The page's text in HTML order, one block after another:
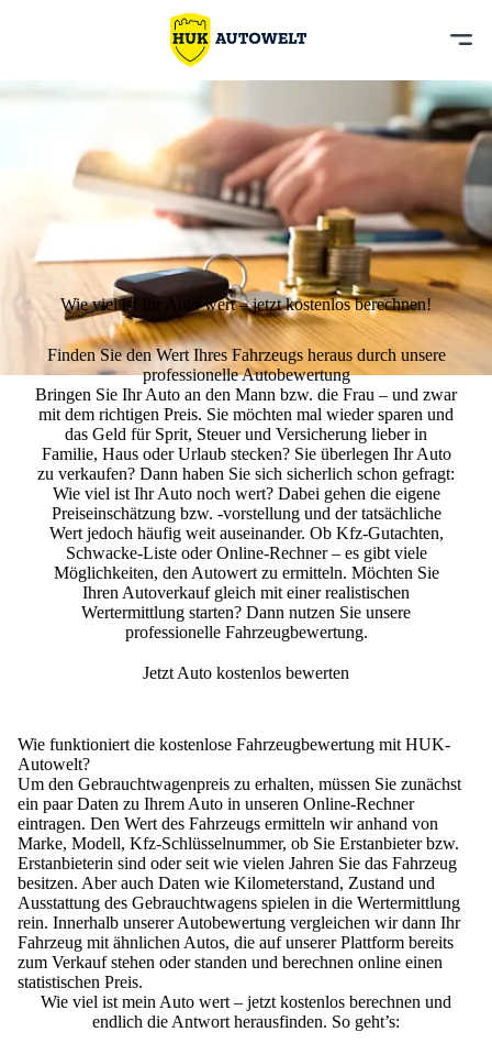
Wie viel ist Ihr Auto wert – jetzt kostenlos berechnen!
Finden Sie den Wert Ihres Fahrzeugs heraus durch unsere
professionelle Autobewertung
Bringen Sie Ihr Auto an den Mann bzw. die Frau – und zwar
mit dem richtigen Preis. Sie möchten mal wieder sparen und
das Geld für Sprit, Steuer und Versicherung lieber in
Familie, Haus oder Urlaub stecken? Sie überlegen Ihr Auto
zu verkaufen? Dann haben Sie sich sicherlich schon gefragt:
Wie viel ist Ihr Auto noch wert? Dabei gehen die eigene
Preiseinschätzung bzw. -vorstellung und der tatsächliche
Wert jedoch häufig weit auseinander. Ob Kfz-Gutachten,
Schwacke-Liste oder Online-Rechner – es gibt viele
Möglichkeiten, den Autowert zu ermitteln. Möchten Sie
Ihren Autoverkauf gleich mit einer realistischen
Wertermittlung starten? Dann nutzen Sie unsere
professionelle Fahrzeugbewertung.
Jetzt Auto kostenlos bewerten
Wie funktioniert die kostenlose Fahrzeugbewertung mit HUK-
Autowelt?
Um den Gebrauchtwagenpreis zu erhalten, müssen Sie zunächst
ein paar Daten zu Ihrem Auto in unseren Online-Rechner
eintragen. Den Wert des Fahrzeugs ermitteln wir anhand von
Marke, Modell, Kfz-Schlüsselnummer, ob Sie Erstanbieter bzw.
Erstanbieterin sind oder seit wie vielen Jahren Sie das Fahrzeug
besitzen. Aber auch Daten wie Kilometerstand, Zustand und
Ausstattung des Gebrauchtwagens spielen in die Wertermittlung
rein. Innerhalb unserer Autobewertung vergleichen wir dann Ihr
Fahrzeug mit ähnlichen Autos, die auf unserer Plattform bereits
zum Verkauf stehen oder standen und berechnen online einen
statistischen Preis.
Wie viel ist mein Auto wert – jetzt kostenlos berechnen und
endlich die Antwort herausfinden. So geht’s: